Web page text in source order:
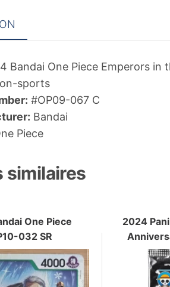
Bandai One Piece Emperors in
sports
#OP09-067 C
Bandai
Piece
similaires
One Piece
032 SR
2024